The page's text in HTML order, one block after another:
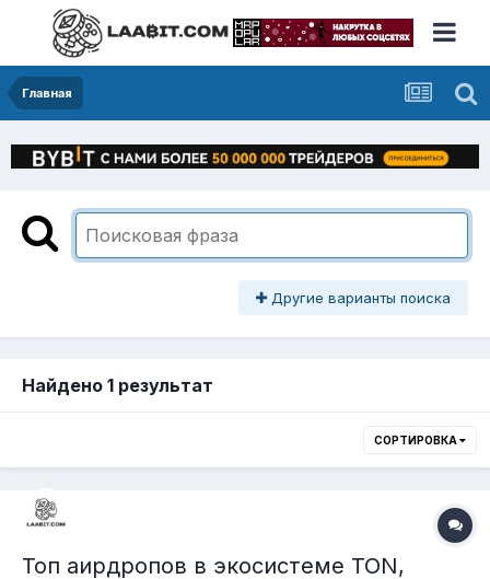
Главная
Другие варианты поиска
Найдено 1 результат
СОРТИРОВКА
Топ аирдропов в экосистеме TON,